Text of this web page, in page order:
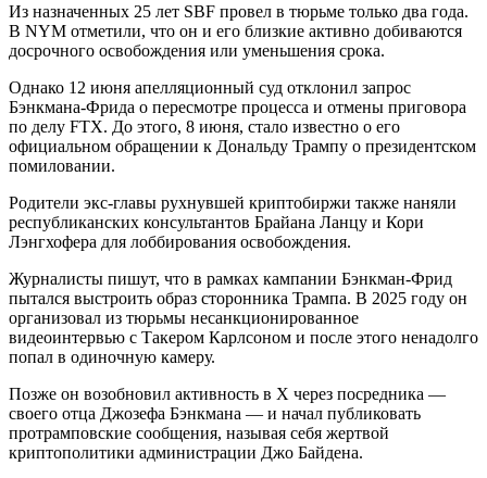
Из назначенных 25 лет SBF провел в тюрьме только два года.
В NYM отметили, что он и его близкие активно добиваются
досрочного освобождения или уменьшения срока.
Однако 12 июня апелляционный суд отклонил запрос
Бэнкмана-Фрида о пересмотре процесса и отмены приговора
по делу FTX. До этого, 8 июня, стало известно о его
официальном обращении к Дональду Трампу о президентском
помиловании.
Родители экс-главы рухнувшей криптобиржи также наняли
республиканских консультантов Брайана Ланцу и Кори
Лэнгхофера для лоббирования освобождения.
Журналисты пишут, что в рамках кампании Бэнкман-Фрид
пытался выстроить образ сторонника Трампа. В 2025 году он
организовал из тюрьмы несанкционированное
видеоинтервью с Такером Карлсоном и после этого ненадолго
попал в одиночную камеру.
Позже он возобновил активность в X через посредника —
своего отца Джозефа Бэнкмана — и начал публиковать
протрамповские сообщения, называя себя жертвой
криптополитики администрации Джо Байдена.